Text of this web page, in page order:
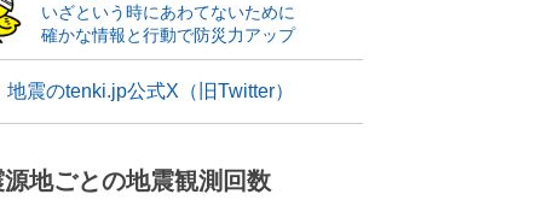
いざという時にあわてないために
確かな情報と行動で防災力アップ
地震のtenki.jp公式X（旧Twitter）
源地ごとの地震観測回数